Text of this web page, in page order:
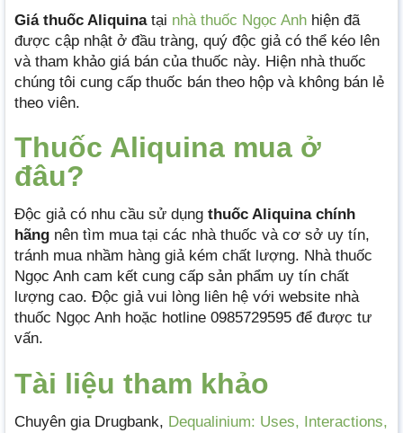
Giá thuốc Aliquinatại nhà thuốc Ngọc Anh hiện đã
được cập nhật ở đầu tràng, quý độc giả có thể kéo lên
và tham khảo giá bán của thuốc này. Hiện nhà thuốc
chúng tôi cung cấp thuốc bán theo hộp và không bán lẻ
theo viên.
Thuốc Aliquina mua ở
đâu?
Độc giả có nhu cầu sử dụng thuốc Aliquina chính
hãng nên tìm mua tại các nhà thuốc và cơ sở uy tín,
tránh mua nhầm hàng giả kém chất lượng. Nhà thuốc
Ngọc Anh cam kết cung cấp sản phẩm uy tín chất
lượng cao. Độc giả vui lòng liên hệ với website nhà
thuốc Ngọc Anh hoặc hotline 0985729595 để được tư
vấn.
Tài liệu tham khảo
Chuyên gia Drugbank, Dequalinium: Uses, Interactions,